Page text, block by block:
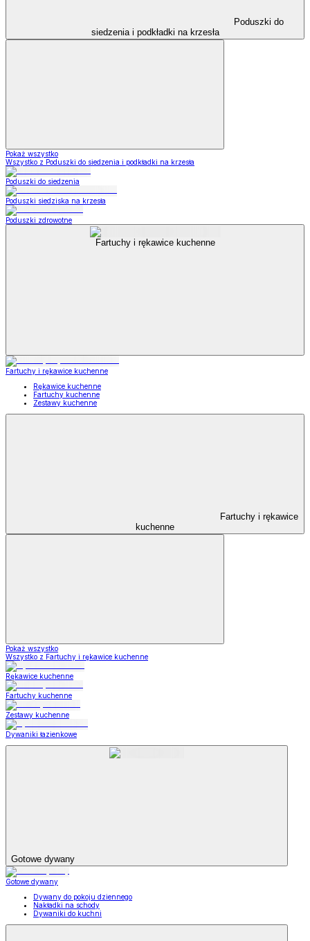
Poduszki do
siedzenia i podkładki na krzesła
Pokaż wszystko
Wszystko z Poduszki do siedzenia i podkładki na krzesła
Poduszki do siedzenia
Poduszki siedziska na krzesła
Poduszki zdrowotne
Fartuchy i rękawice kuchenne
Fartuchy i rękawice kuchenne
Rękawice kuchenne
Fartuchy kuchenne
Zestawy kuchenne
Fartuchy i rękawice
kuchenne
Pokaż wszystko
Wszystko z Fartuchy i rękawice kuchenne
Rękawice kuchenne
Fartuchy kuchenne
Zestawy kuchenne
Dywaniki łazienkowe
Gotowe dywany
Gotowe dywany
Dywany do pokoju dziennego
Nakładki na schody
Dywaniki do kuchni